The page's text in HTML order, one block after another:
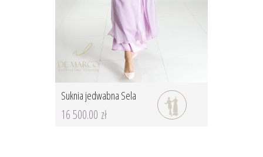
Suknia jedwabna Sela
16 500.00 zł